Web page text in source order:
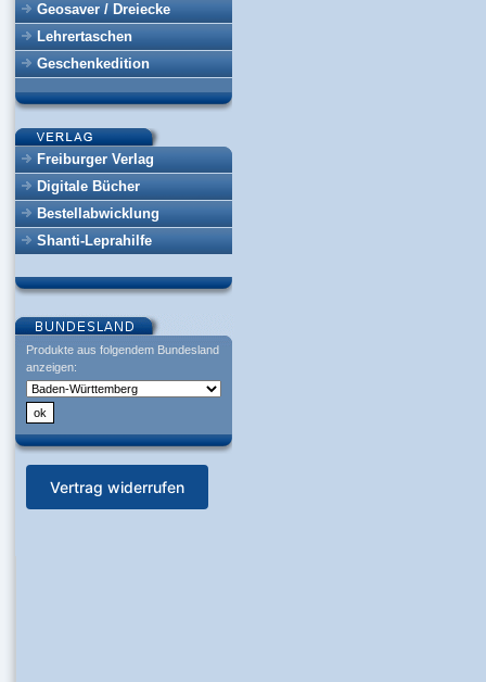
Geosaver / Dreiecke
Lehrertaschen
Geschenkedition
Freiburger Verlag
Digitale Bücher
Bestellabwicklung
Shanti-Leprahilfe
Produkte aus folgendem Bundesland
anzeigen:
Vertrag widerrufen